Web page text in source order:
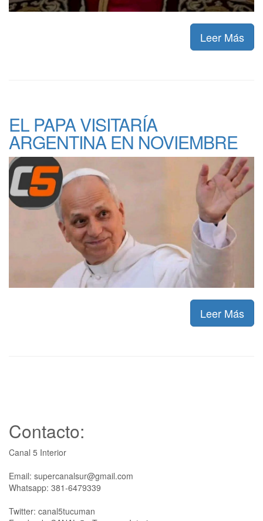
Leer Más
EL PAPA VISITARÍA
ARGENTINA EN NOVIEMBRE
Leer Más
Contacto:
Canal 5 Interior
Email: supercanalsur@gmail.com
Whatsapp: 381-6479339
Twitter: canal5tucuman